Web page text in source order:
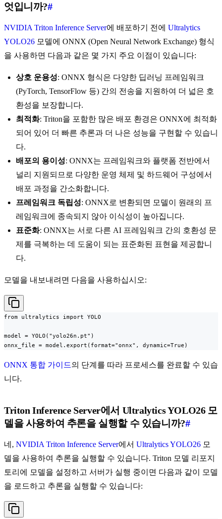
엇입니까?#
NVIDIA Triton Inference Server에 배포하기 전에 Ultralytics
YOLO26 모델에 ONNX (Open Neural Network Exchange) 형식
을 사용하면 다음과 같은 몇 가지 주요 이점이 있습니다:
상호 운용성: ONNX 형식은 다양한 딥러닝 프레임워크
(PyTorch, TensorFlow 등) 간의 전송을 지원하여 더 넓은 호
환성을 보장합니다.
최적화: Triton을 포함한 많은 배포 환경은 ONNX에 최적화
되어 있어 더 빠른 추론과 더 나은 성능을 구현할 수 있습니
다.
배포의 용이성: ONNX는 프레임워크와 플랫폼 전반에서
널리 지원되므로 다양한 운영 체제 및 하드웨어 구성에서
배포 과정을 간소화합니다.
프레임워크 독립성: ONNX로 변환되면 모델이 원래의 프
레임워크에 종속되지 않아 이식성이 높아집니다.
표준화: ONNX는 서로 다른 AI 프레임워크 간의 호환성 문
제를 극복하는 데 도움이 되는 표준화된 표현을 제공합니
다.
모델을 내보내려면 다음을 사용하십시오:
from ultralytics import YOLO
model = YOLO("yolo26n.pt")
onnx_file = model.export(format="onnx", dynamic=True)
ONNX 통합 가이드의 단계를 따라 프로세스를 완료할 수 있습
니다.
Triton Inference Server에서 Ultralytics YOLO26 모
델을 사용하여 추론을 실행할 수 있습니까?#
네, NVIDIA Triton Inference Server에서 Ultralytics YOLO26 모
델을 사용하여 추론을 실행할 수 있습니다. Triton 모델 리포지
토리에 모델을 설정하고 서버가 실행 중이면 다음과 같이 모델
을 로드하고 추론을 실행할 수 있습니다: